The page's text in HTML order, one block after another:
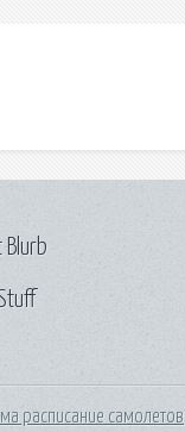
расписание самолетов